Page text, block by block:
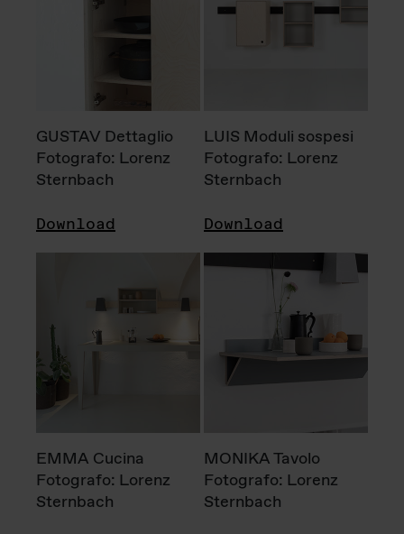
GUSTAV Dettaglio
Fotografo: Lorenz
Sternbach
Download
LUIS Moduli sospesi
Fotografo: Lorenz
Sternbach
Download
EMMA Cucina
Fotografo: Lorenz
Sternbach
MONIKA Tavolo
Fotografo: Lorenz
Sternbach